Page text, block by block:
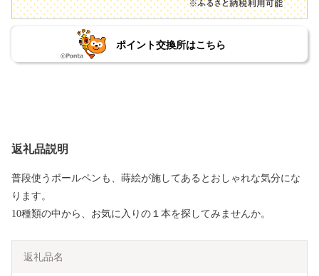
ポイント交換所はこちら
返礼品説明
普段使うボールペンも、蒔絵が施してあるとおしゃれな気分にな
ります。
10種類の中から、お気に入りの１本を探してみませんか。
返礼品名